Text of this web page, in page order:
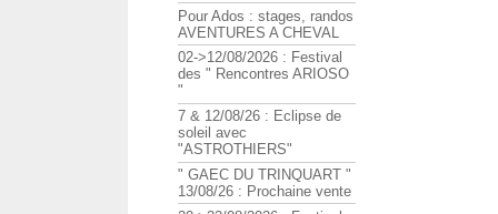
Pour Ados : stages, randos
AVENTURES A CHEVAL
02->12/08/2026 : Festival
des " Rencontres ARIOSO
"
7 & 12/08/26 : Eclipse de
soleil avec
"ASTROTHIERS"
" GAEC DU TRINQUART "
13/08/26 : Prochaine vente